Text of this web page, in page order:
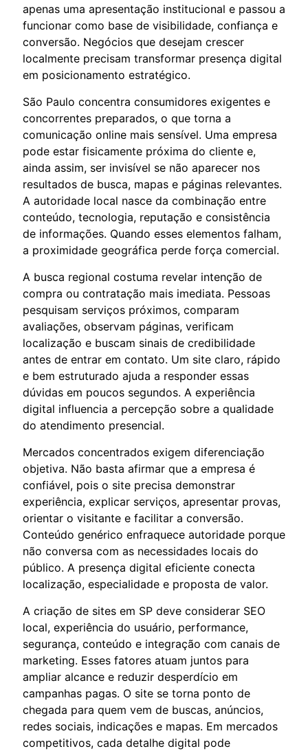
apenas uma apresentação institucional e passou a
funcionar como base de visibilidade, confiança e
conversão. Negócios que desejam crescer
localmente precisam transformar presença digital
em posicionamento estratégico.
São Paulo concentra consumidores exigentes e
concorrentes preparados, o que torna a
comunicação online mais sensível. Uma empresa
pode estar fisicamente próxima do cliente e,
ainda assim, ser invisível se não aparecer nos
resultados de busca, mapas e páginas relevantes.
A autoridade local nasce da combinação entre
conteúdo, tecnologia, reputação e consistência
de informações. Quando esses elementos falham,
a proximidade geográfica perde força comercial.
A busca regional costuma revelar intenção de
compra ou contratação mais imediata. Pessoas
pesquisam serviços próximos, comparam
avaliações, observam páginas, verificam
localização e buscam sinais de credibilidade
antes de entrar em contato. Um site claro, rápido
e bem estruturado ajuda a responder essas
dúvidas em poucos segundos. A experiência
digital influencia a percepção sobre a qualidade
do atendimento presencial.
Mercados concentrados exigem diferenciação
objetiva. Não basta afirmar que a empresa é
confiável, pois o site precisa demonstrar
experiência, explicar serviços, apresentar provas,
orientar o visitante e facilitar a conversão.
Conteúdo genérico enfraquece autoridade porque
não conversa com as necessidades locais do
público. A presença digital eficiente conecta
localização, especialidade e proposta de valor.
A criação de sites em SP deve considerar SEO
local, experiência do usuário, performance,
segurança, conteúdo e integração com canais de
marketing. Esses fatores atuam juntos para
ampliar alcance e reduzir desperdício em
campanhas pagas. O site se torna ponto de
chegada para quem vem de buscas, anúncios,
redes sociais, indicações e mapas. Em mercados
competitivos, cada detalhe digital pode